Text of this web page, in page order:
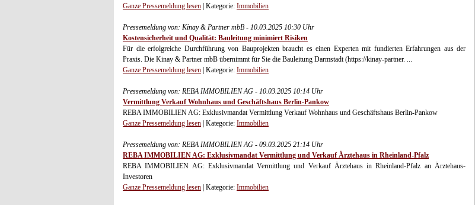
Ganze Pressemeldung lesen | Kategorie: Immobilien
Pressemeldung von: Kinay & Partner mbB - 10.03.2025 10:30 Uhr
Kostensicherheit und Qualität: Bauleitung minimiert Risiken
Für die erfolgreiche Durchführung von Bauprojekten braucht es einen Experten mit fundierten Erfahrungen aus der
Praxis. Die Kinay & Partner mbB übernimmt für Sie die Bauleitung Darmstadt (https://kinay-partner. ...
Ganze Pressemeldung lesen | Kategorie: Immobilien
Pressemeldung von: REBA IMMOBILIEN AG - 10.03.2025 10:14 Uhr
Vermittlung Verkauf Wohnhaus und Geschäftshaus Berlin-Pankow
REBA IMMOBILIEN AG: Exklusivmandat Vermittlung Verkauf Wohnhaus und Geschäftshaus Berlin-Pankow
Ganze Pressemeldung lesen | Kategorie: Immobilien
Pressemeldung von: REBA IMMOBILIEN AG - 09.03.2025 21:14 Uhr
REBA IMMOBILIEN AG: Exklusivmandat Vermittlung und Verkauf Ärztehaus in Rheinland-Pfalz
REBA IMMOBILIEN AG: Exklusivmandat Vermittlung und Verkauf Ärztehaus in Rheinland-Pfalz an Ärztehaus-
Investoren
Ganze Pressemeldung lesen | Kategorie: Immobilien